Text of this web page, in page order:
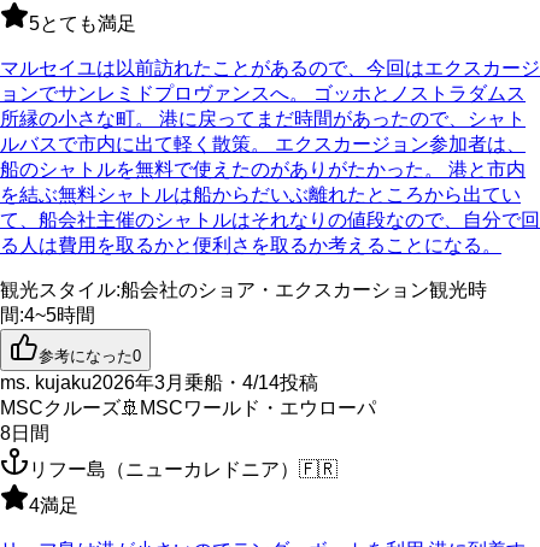
5とても満足
マルセイユは以前訪れたことがあるので、今回はエクスカージ
ョンでサンレミドプロヴァンスへ。 ゴッホとノストラダムス
所縁の小さな町。 港に戻ってまだ時間があったので、シャト
ルバスで市内に出て軽く散策。 エクスカージョン参加者は、
船のシャトルを無料で使えたのがありがたかった。 港と市内
を結ぶ無料シャトルは船からだいぶ離れたところから出てい
て、船会社主催のシャトルはそれなりの値段なので、自分で回
る人は費用を取るかと便利さを取るか考えることになる。
観光スタイル:船会社のショア・エクスカーション観光時
間:4~5時間
参考になった0
ms. kujaku2026年3月乗船・4/14投稿
MSCクルーズ🚢 MSCワールド・エウローパ
8日間
リフー島（ニューカレドニア） 🇫🇷
4満足